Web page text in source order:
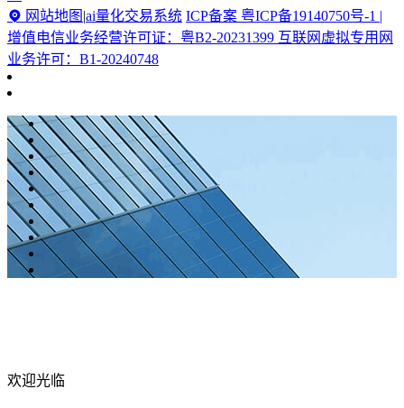
网站地图 |ai量化交易系统 ICP备案 粤ICP备19140750号-1 |
增值电信业务经营许可证：粤B2-20231399 互联网虚拟专用网
业务许可：B1-20240748
欢迎光临